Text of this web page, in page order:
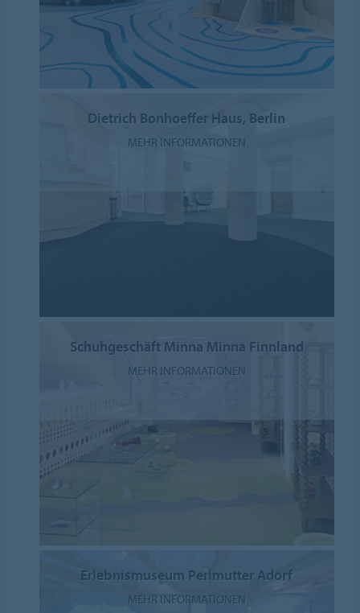
Dietrich Bonhoeffer Haus, Berlin
MEHR INFORMATIONEN
Schuhgeschäft Minna Minna Finnland
MEHR INFORMATIONEN
Erlebnismuseum Perlmutter Adorf
MEHR INFORMATIONEN